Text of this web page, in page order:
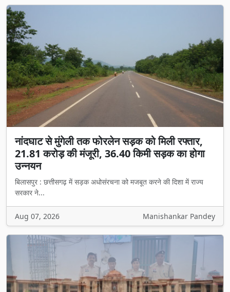
नांदघाट से मुंगेली तक फोरलेन सड़क को मिली रफ्तार,
21.81 करोड़ की मंजूरी, 36.40 किमी सड़क का होगा
उन्नयन
बिलासपुर : छत्तीसगढ़ में सड़क अधोसंरचना को मजबूत करने की दिशा में राज्य
सरकार ने...
Aug 07, 2026 Manishankar Pandey